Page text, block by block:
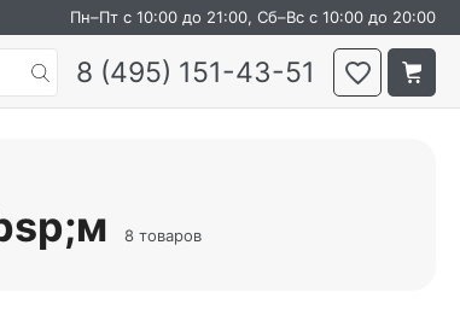
Пн–Пт с 10:00 до 21:00, Сб–Вс с 10:00 до 20:00
8 (495) 151-43-51
8 товаров